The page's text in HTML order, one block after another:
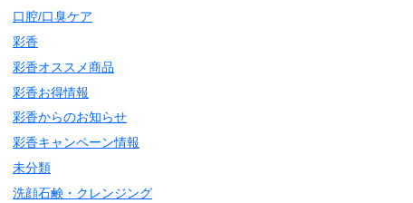
口腔/口臭ケア
彩香
彩香オススメ商品
彩香お得情報
彩香からのお知らせ
彩香キャンペーン情報
未分類
洗顔石鹸・クレンジング